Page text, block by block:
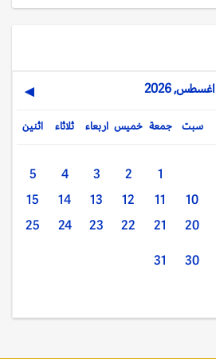
اغسطس, 2026 ▶
اثنين ثلاثاء اربعاء خميس جمعة سبت
1
2
3
4
5
10
11
12
13
14
15
20
21
22
23
24
25
30
31